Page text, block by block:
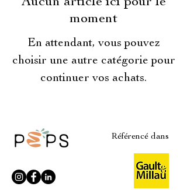
moment
En attendant, vous pouvez
choisir une autre catégorie pour
continuer vos achats.
Référencé dans